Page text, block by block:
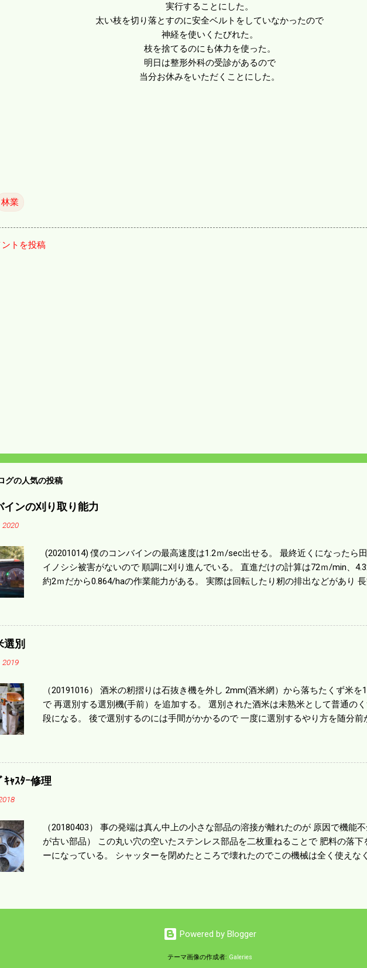
実行することにした。
太い枝を切り落とすのに安全ベルトをしていなかったので
神経を使いくたびれた。
枝を捨てるのにも体力を使った。
明日は整形外科の受診があるので
当分お休みをいただくことにした。
林業
ントを投稿
グの人気の投稿
インの刈り取り能力
2020
(20201014) 僕のコンバインの最高速度は1.2ｍ/sec出せる。 最終近くになったら
イノシシ被害がないので 順調に刈り進んでいる。 直進だけの計算は72ｍ/min、
約2ｍだから0.864/haの作業能力がある。 実際は回転したり籾の排出などがあり 長
ｃｍ速いのがあったが 籾の運搬や乾燥機の容量、籾摺りの能力などのバランスの
足している。 というより買った時はまだ耕作面積が少なく手が出せ 無かったのが
選別
2019
（20191016） 酒米の籾摺りは石抜き機を外し 2mm(酒米網）から落ちたくず米を
で 再選別する選別機(手前）を追加する。 選別された酒米は未熟米として普通の
段になる。 後で選別するのには手間がかかるので 一度に選別するやり方を随分前
る。 籾摺りをしていてくず米の袋の交換はラインを止めるほど忙しい。 広島県
う。 実感としては90が正しいと思うが こんな年はくず米が多い。 食協という米
っていた。 今年は7月の日照不足と8月の酷暑、あげくウンカの被害と トリプルパ
いるという。 僕はウンカの被害は免れたがイノシシの被害が目立つ。 僕の最終作
ｷｬｽﾀｰ修理
（20180403） 事の発端は真ん中上の小さな部品の溶接が離れたのが 原因で機能
が古い部品） この丸い穴の空いたステンレス部品を二枚重ねることで 肥料の落下
ーになっている。 シャッターを閉めたところで壊れたのでこの機械は全く使えな
く高い部品だ。 不満はあるが本体を買うことを思えば安いもので精神衛生上 納
い。 4か月遊んで暮らしたつけが来たようだ。 これからは農閑期でも体を鍛える
Powered by Blogger
テーマ画像の作成者: Galeries